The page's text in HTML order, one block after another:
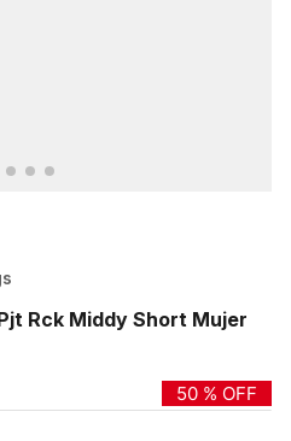
Rck Middy Short Mujer
50 % OFF